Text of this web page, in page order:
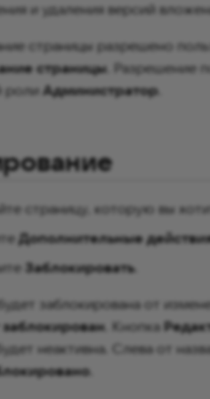
и удаления версий
страницы разрешено
страницы. Разрешение
роли Администратор.
страницу, которую вы
Дополнительные
Заблокировать.
заблокирована от
. Кнопка
неактивна. Слева от
.